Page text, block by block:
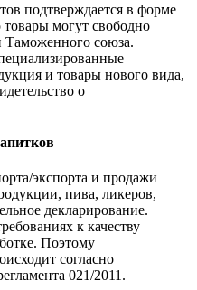
подтверждается в форме
товары могут свободно
Таможенного союза.
и товары нового вида,
о
экспорта и продажи
пива, ликеров,
декларирование.
к качеству
Поэтому
согласно
021/2011.